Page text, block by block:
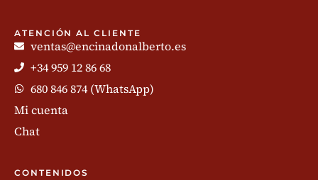
ATENCIÓN AL CLIENTE
ventas@encinadonalberto.es
+34 959 12 86 68
680 846 874 (WhatsApp)
Mi cuenta
Chat
CONTENIDOS